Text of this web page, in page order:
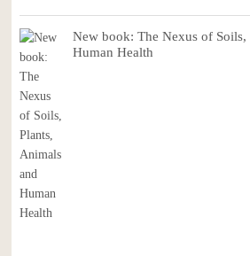
New book: The Nexus of Soils,
Human Health